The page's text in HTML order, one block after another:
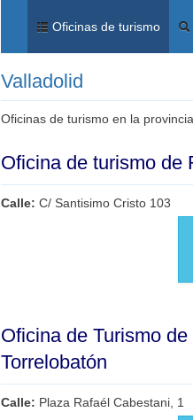
Oficinas de turismo
Valladolid
Oficinas de turismo en la
Oficina de turismo de
Calle: C/ Santisimo Cristo 103
Oficina de Turismo de
Torrelobatón
Calle: Plaza Rafaél Cabestani, 1